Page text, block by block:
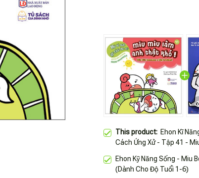
This product: Ehon Kĩ
Cách Ứng Xử - Tập 41 -
Ehon Kỹ Năng Sống - Miu
(Dành Cho Độ Tuổi 1-6)